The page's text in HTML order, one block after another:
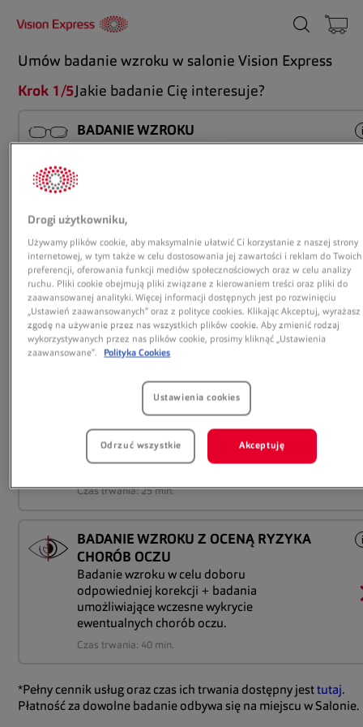
Umów badanie wzroku w salonie Vision Express
Krok 1/5 Jakie badanie Cię interesuje?
BADANIE WZROKU
Badanie wzroku wraz z doborem
komfortu widzenia.
BADANIE WZROKU I DOBÓR
SOCZEWEK KONTAKTOWYCH
Badanie wzroku w celu doboru
odpowiedniej korekcji optycznej +
dopasowanie soczewek kontaktowych i
bezpłatne soczewki próbne (dla nowych
użytkowników).
DOBÓR SOCZEWEK KONTAKTOWYCH
Usługa obejmuje profesjonalne
dopasowanie soczewek kontaktowych oraz
Czas trwania: 25 min.
BADANIE WZROKU Z OCENĄ RYZYKA
CHORÓB OCZU
Badanie wzroku w celu doboru
odpowiedniej korekcji + badania
umożliwiające wczesne wykrycie
ewentualnych chorób oczu.
Czas trwania: 40 min.
*Pełny cennik usług oraz czas ich trwania dostępny jesttutaj.
Płatność za dowolne badanie odbywa się na miejscu w Salonie.
Drogi użytkowniku,
Używamy plików cookie, aby maksymalnie ułatwić Ci korzystanie z naszej strony
internetowej, w tym także w celu dostosowania jej zawartości i reklam do Twoich
preferencji, oferowania funkcji mediów społecznościowych oraz w celu analizy
ruchu. Pliki cookie obejmują pliki związane z kierowaniem treści oraz pliki do
zaawansowanej analityki. Więcej informacji dostępnych jest po rozwinięciu
„Ustawień zaawansowanych” oraz z polityce cookies. Klikając Akceptuj, wyrażasz
zgodę na używanie przez nas wszystkich plików cookie. Aby zmienić rodzaj
wykorzystywanych przez nas plików cookie, prosimy kliknąć „Ustawienia
zaawansowane”.
Polityka Cookies
Ustawienia cookies
Odrzuć wszystkie Akceptuję